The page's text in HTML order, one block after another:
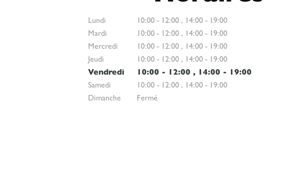
Lundi 10:00 - 12:00 , 14:00 - 19:00
Mardi
10:00 - 12:00 , 14:00 - 19:00
Mercredi
10:00 - 12:00 , 14:00 - 19:00
Jeudi
10:00 - 12:00 , 14:00 - 19:00
Vendredi
10:00 - 12:00 , 14:00 - 19:00
Samedi
10:00 - 12:00 , 14:00 - 19:00
Dimanche
Fermé